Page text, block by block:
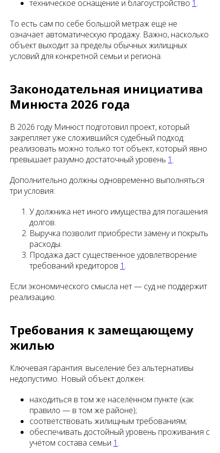
техническое оснащение и благоустройство 1 .
То есть сам по себе большой метраж ещё не
означает автоматическую продажу. Важно, насколько
объект выходит за пределы обычных жилищных
условий для конкретной семьи и региона.
Законодательная инициатива
Минюста 2026 года
В 2026 году Минюст подготовил проект, который
закрепляет уже сложившийся судебный подход:
реализовать можно только тот объект, который явно
превышает разумно достаточный уровень 1 .
Дополнительно должны одновременно выполняться
три условия:
У должника нет иного имущества для погашения
долгов.
Выручка позволит приобрести замену и покрыть
расходы.
Продажа даст существенное удовлетворение
требований кредиторов 1 .
Если экономического смысла нет — суд не поддержит
реализацию.
Требования к замещающему
жилью
Ключевая гарантия: выселение без альтернативы
недопустимо. Новый объект должен:
находиться в том же населённом пункте (как
правило — в том же районе);
соответствовать жилищным требованиям;
обеспечивать достойный уровень проживания с
учётом состава семьи 1 .